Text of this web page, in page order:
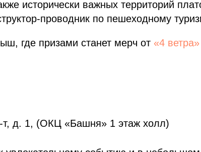
исторически важных территорий
проводник по пешеходному
где призами станет мерч от «4 ветра»
т, д. 1, (ОКЦ «Башня» 1 этаж холл)